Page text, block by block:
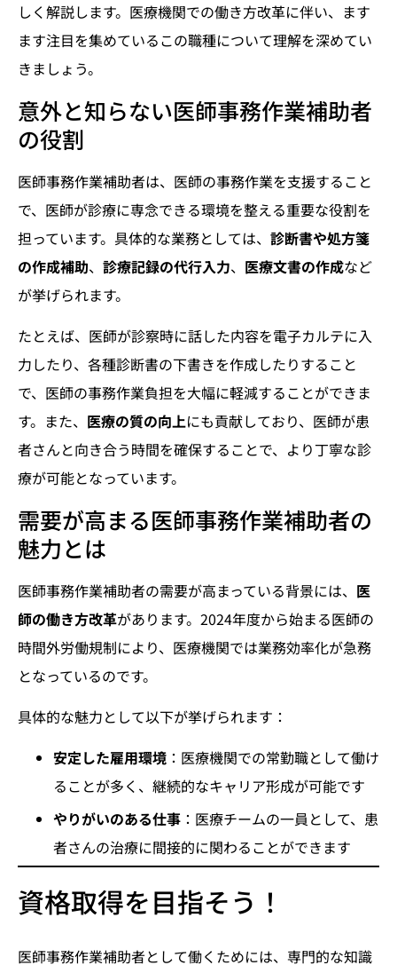
しく解説します。医療機関での働き方改革に伴い、ます
ます注目を集めているこの職種について理解を深めてい
きましょう。
意外と知らない医師事務作業補助者
の役割
医師事務作業補助者は、医師の事務作業を支援すること
で、医師が診療に専念できる環境を整える重要な役割を
担っています。具体的な業務としては、 診断書や処方箋
の作成補助、 診療記録の代行入力、 医療文書の作成など
が挙げられます。
たとえば、医師が診察時に話した内容を電子カルテに入
力したり、各種診断書の下書きを作成したりすること
で、医師の事務作業負担を大幅に軽減することができま
す。また、 医療の質の向上にも貢献しており、医師が患
者さんと向き合う時間を確保することで、より丁寧な診
療が可能となっています。
需要が高まる医師事務作業補助者の
魅力とは
医師事務作業補助者の需要が高まっている背景には、 医
師の働き方改革があります。2024年度から始まる医師の
時間外労働規制により、医療機関では業務効率化が急務
となっているのです。
具体的な魅力として以下が挙げられます：
安定した雇用環境 ：医療機関での常勤職として働け
ることが多く、継続的なキャリア形成が可能です
やりがいのある仕事 ：医療チームの一員として、患
者さんの治療に間接的に関わることができます
資格取得を目指そう！
医師事務作業補助者として働くためには、専門的な知識